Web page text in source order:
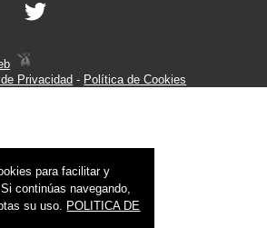
Privacidad - Política de Cookies
para facilitar y
continúas navegando,
su uso. POLITICA DE